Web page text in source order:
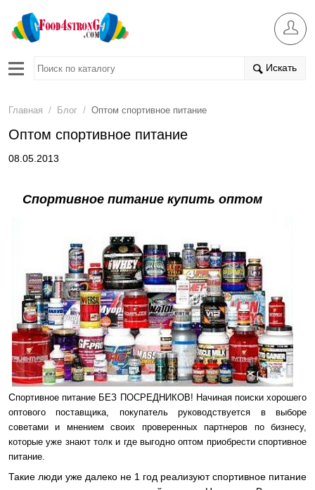
Искать
Главная / Блог / Оптом спортивное питание
Оптом спортивное питание
08.05.2013
Спортивное питание купить оптом
Спортивное питание БЕЗ ПОСРЕДНИКОВ! Начиная поиски хорошего
оптового поставщика, покупатель руководствуется в выборе
советами и мнением своих проверенных партнеров по бизнесу,
которые уже знают толк и где выгодно оптом приобрести спортивное
питание.
Такие люди уже далеко не 1 год реализуют спортивное питание